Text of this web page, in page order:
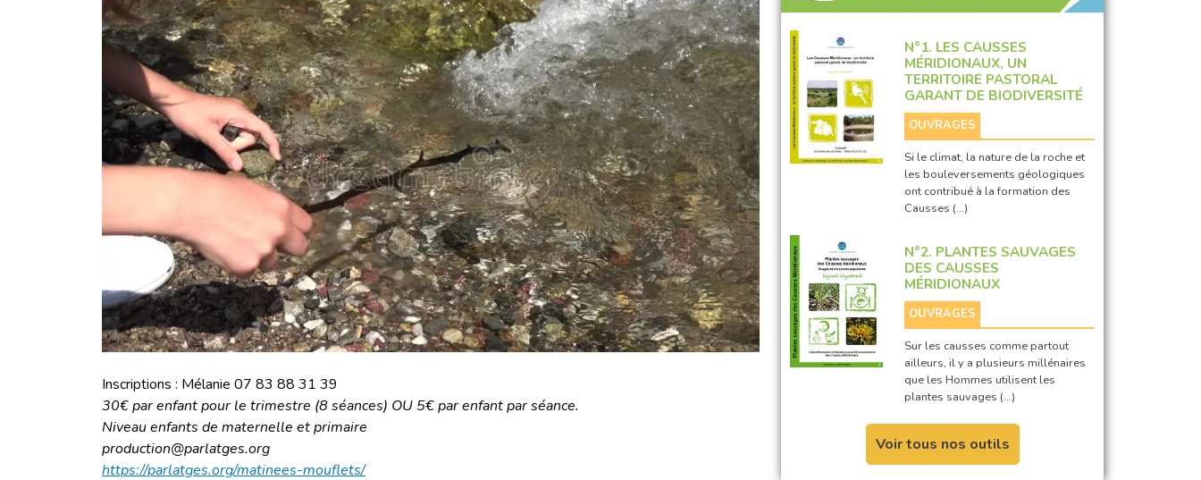
Inscriptions : Mélanie 07 83 88 31 39
30€ par enfant pour le trimestre (8 séances) OU 5€ par enfant par séance.
Niveau enfants de maternelle et primaire
production@parlatges.org
https://parlatges.org/matinees-mouflets/
N°1. LES CAUSSES
MÉRIDIONAUX, UN
TERRITOIRE PASTORAL
GARANT DE BIODIVERSITÉ
OUVRAGES
Si le climat, la nature de la roche et
les bouleversements géologiques
ont contribué à la formation des
Causses (…)
N°2. PLANTES SAUVAGES
DES CAUSSES
MÉRIDIONAUX
OUVRAGES
Sur les causses comme partout
ailleurs, il y a plusieurs millénaires
que les Hommes utilisent les
plantes sauvages (…)
Voir tous nos outils